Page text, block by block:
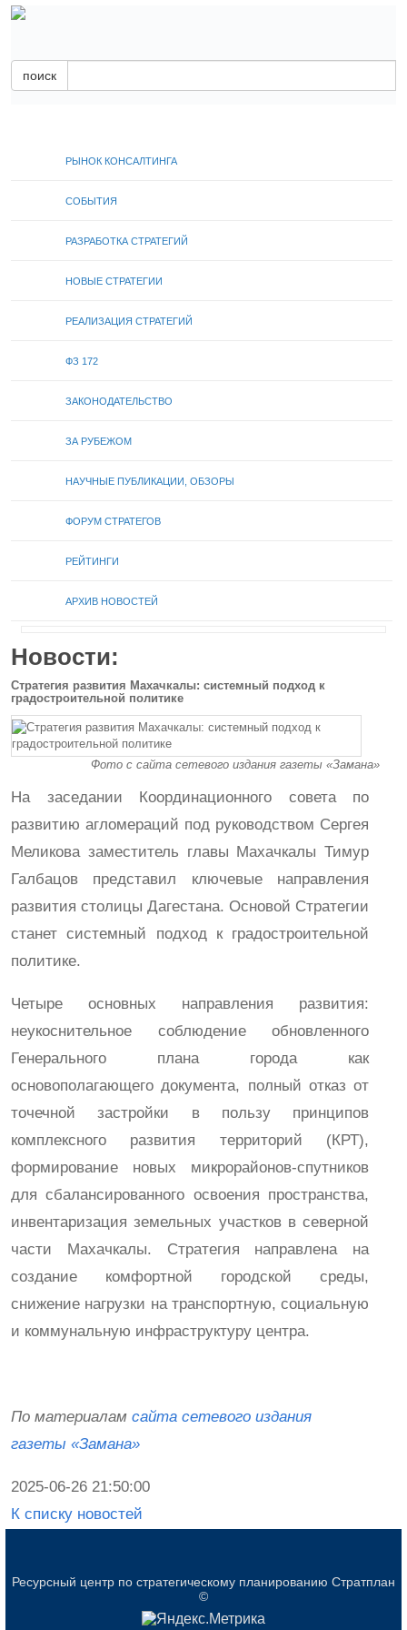
поиск
РЫНОК КОНСАЛТИНГА
СОБЫТИЯ
РАЗРАБОТКА СТРАТЕГИЙ
НОВЫЕ СТРАТЕГИИ
РЕАЛИЗАЦИЯ СТРАТЕГИЙ
ФЗ 172
ЗАКОНОДАТЕЛЬСТВО
ЗА РУБЕЖОМ
НАУЧНЫЕ ПУБЛИКАЦИИ, ОБЗОРЫ
ФОРУМ СТРАТЕГОВ
РЕЙТИНГИ
АРХИВ НОВОСТЕЙ
Новости:
Стратегия развития Махачкалы: системный подход к
градостроительной политике
Фото с сайта сетевого издания газеты «Замана»
На заседании Координационного совета по
развитию агломераций под руководством Сергея
Меликова заместитель главы Махачкалы Тимур
Галбацов представил ключевые направления
развития столицы Дагестана. Основой Стратегии
станет системный подход к градостроительной
политике.
Четыре основных направления развития:
неукоснительное соблюдение обновленного
Генерального плана города как
основополагающего документа, полный отказ от
точечной застройки в пользу принципов
комплексного развития территорий (КРТ),
формирование новых микрорайонов-спутников
для сбалансированного освоения пространства,
инвентаризация земельных участков в северной
части Махачкалы. Стратегия направлена на
создание комфортной городской среды,
снижение нагрузки на транспортную, социальную
и коммунальную инфраструктуру центра.
По материалам сайта сетевого издания
газеты «Замана»
2025-06-26 21:50:00
К списку новостей
Ресурсный центр по стратегическому планированию Стратплан
©